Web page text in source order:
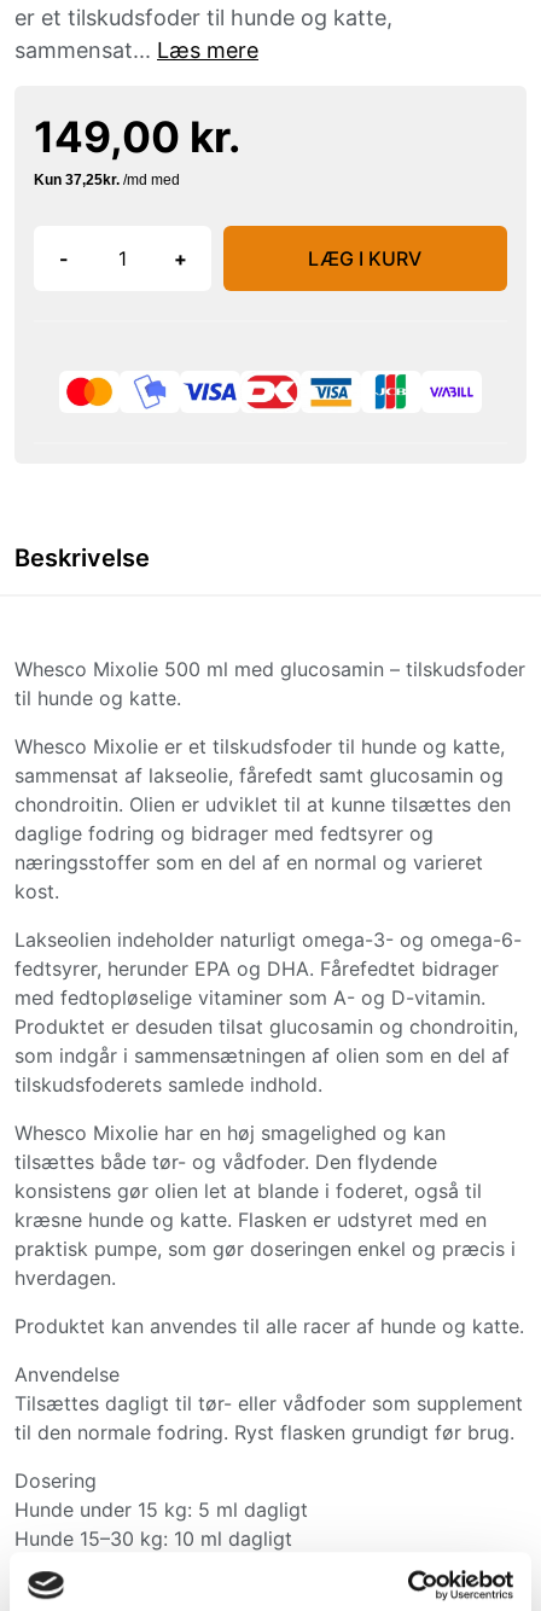
er et tilskudsfoder til hunde og katte,
sammensat... Læs mere
149,00 kr.
- + LÆG I KURV
Beskrivelse
Whesco Mixolie 500 ml med glucosamin – tilskudsfoder
til hunde og katte.
Whesco Mixolie er et tilskudsfoder til hunde og katte,
sammensat af lakseolie, fårefedt samt glucosamin og
chondroitin. Olien er udviklet til at kunne tilsættes den
daglige fodring og bidrager med fedtsyrer og
næringsstoffer som en del af en normal og varieret
kost.
Lakseolien indeholder naturligt omega-3- og omega-6-
fedtsyrer, herunder EPA og DHA. Fårefedtet bidrager
med fedtopløselige vitaminer som A- og D-vitamin.
Produktet er desuden tilsat glucosamin og chondroitin,
som indgår i sammensætningen af olien som en del af
tilskudsfoderets samlede indhold.
Whesco Mixolie har en høj smagelighed og kan
tilsættes både tør- og vådfoder. Den flydende
konsistens gør olien let at blande i foderet, også til
kræsne hunde og katte. Flasken er udstyret med en
praktisk pumpe, som gør doseringen enkel og præcis i
hverdagen.
Produktet kan anvendes til alle racer af hunde og katte.
Anvendelse
Tilsættes dagligt til tør- eller vådfoder som supplement
til den normale fodring. Ryst flasken grundigt før brug.
Dosering
Hunde under 15 kg: 5 ml dagligt
Hunde 15–30 kg: 10 ml dagligt
Hunde over 30 kg: 15 ml dagligt
Katte: 5 ml dagligt